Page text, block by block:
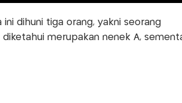
dihuni tiga orang, yakni seorang
merupakan nenek A,